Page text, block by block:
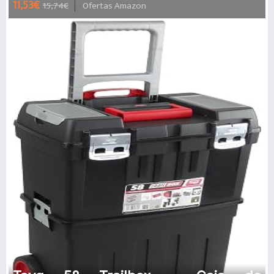
Impermeable, Transpirable,
Cremallera lat
11,53€ 15,74€ Ofertas Amazon